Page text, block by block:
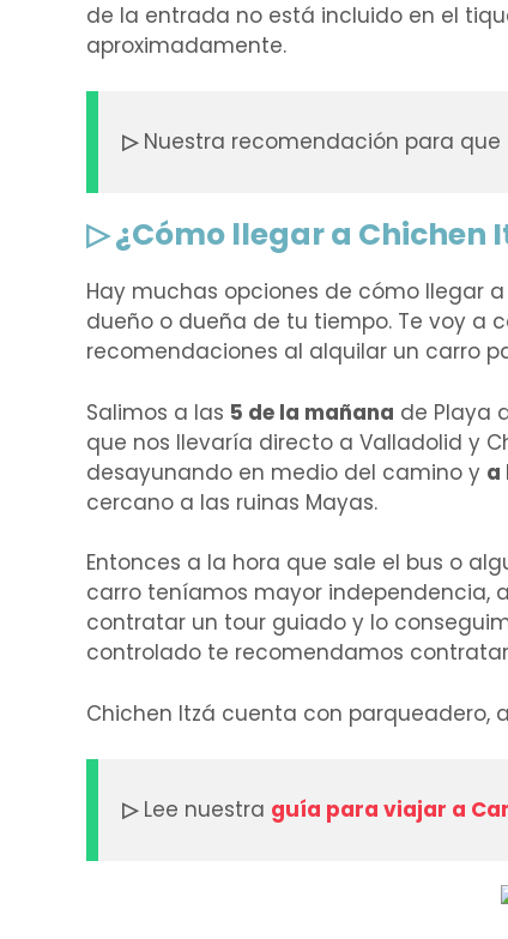
de la entrada no está incluido en el
aproximadamente.
▷Nuestra recomendación para que
▷ ¿Cómo llegar a Chichen
Hay muchas opciones de cómo llegar
dueño o dueña de tu tiempo. Te voy a
recomendaciones al alquilar un carro
Salimos a las 5 de la mañana de Playa
que nos llevaría directo a Valladolid y
desayunando en medio del camino y a
cercano a las ruinas Mayas.
Entonces a la hora que sale el bus o
carro teníamos mayor independencia,
contratar un tour guiado y lo
controlado te recomendamos
Chichen Itzá cuenta con parqueadero,
▷Lee nuestra guía para viajar a